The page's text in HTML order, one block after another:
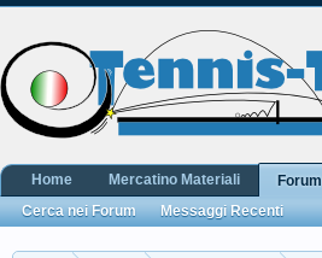
Home Mercatino Materiali
Forum
Cerca nei Forum
Messaggi Recenti